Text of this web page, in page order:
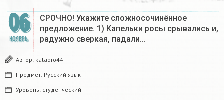
06
НОЯБРЬ
СРОЧНО! Укажите сложносочинённое
предложение. 1) Капельки росы срывались и,
радужно сверкая, падали…
Автор: katapro44
Предмет: Русский язык
Уровень: студенческий